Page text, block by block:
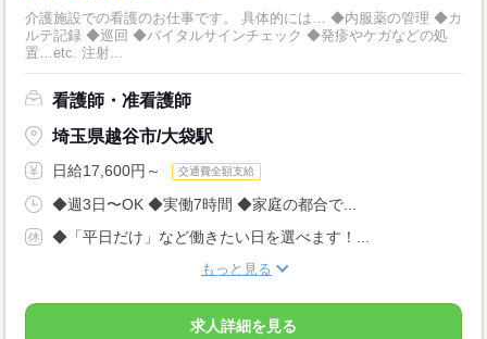
介護施設での看護のお仕事です。 具体的には… ◆内服薬の管理 ◆カ
ルテ記録 ◆巡回 ◆バイタルサインチェック ◆発疹やケガなどの処
置…etc. 注射...
看護師・准看護師
埼玉県越谷市/大袋駅
日給17,600円～ 交通費全額支給
◆週3日〜OK ◆実働7時間 ◆家庭の都合で...
◆「平日だけ」など働きたい日を選べます！...
もっと見る
求人詳細を見る